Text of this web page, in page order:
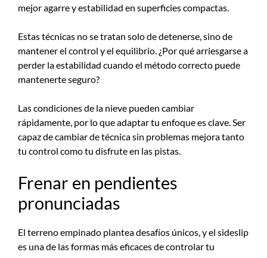
mejor agarre y estabilidad en superficies compactas.
Estas técnicas no se tratan solo de detenerse, sino de
mantener el control y el equilibrio. ¿Por qué arriesgarse a
perder la estabilidad cuando el método correcto puede
mantenerte seguro?
Las condiciones de la nieve pueden cambiar
rápidamente, por lo que adaptar tu enfoque es clave. Ser
capaz de cambiar de técnica sin problemas mejora tanto
tu control como tu disfrute en las pistas.
Frenar en pendientes
pronunciadas
El terreno empinado plantea desafíos únicos, y el sideslip
es una de las formas más eficaces de controlar tu